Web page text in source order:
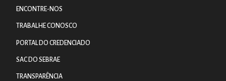
ENCONTRE-NOS
TRABALHE CONOSCO
PORTAL DO CREDENCIADO
SAC DO SEBRAE
TRANSPARÊNCIA